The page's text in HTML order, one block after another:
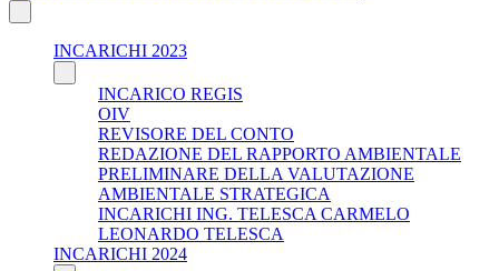
INCARICHI 2023
INCARICO REGIS
OIV
REVISORE DEL CONTO
REDAZIONE DEL RAPPORTO AMBIENTALE
PRELIMINARE DELLA VALUTAZIONE
AMBIENTALE STRATEGICA
INCARICHI ING. TELESCA CARMELO
LEONARDO TELESCA
INCARICHI 2024